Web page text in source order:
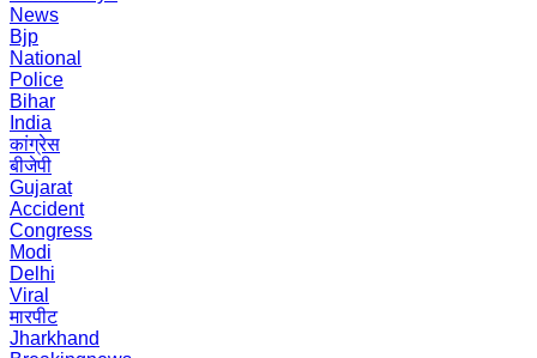
News
Bjp
National
Police
Bihar
India
कांग्रेस
बीजेपी
Gujarat
Accident
Congress
Modi
Delhi
Viral
मारपीट
Jharkhand